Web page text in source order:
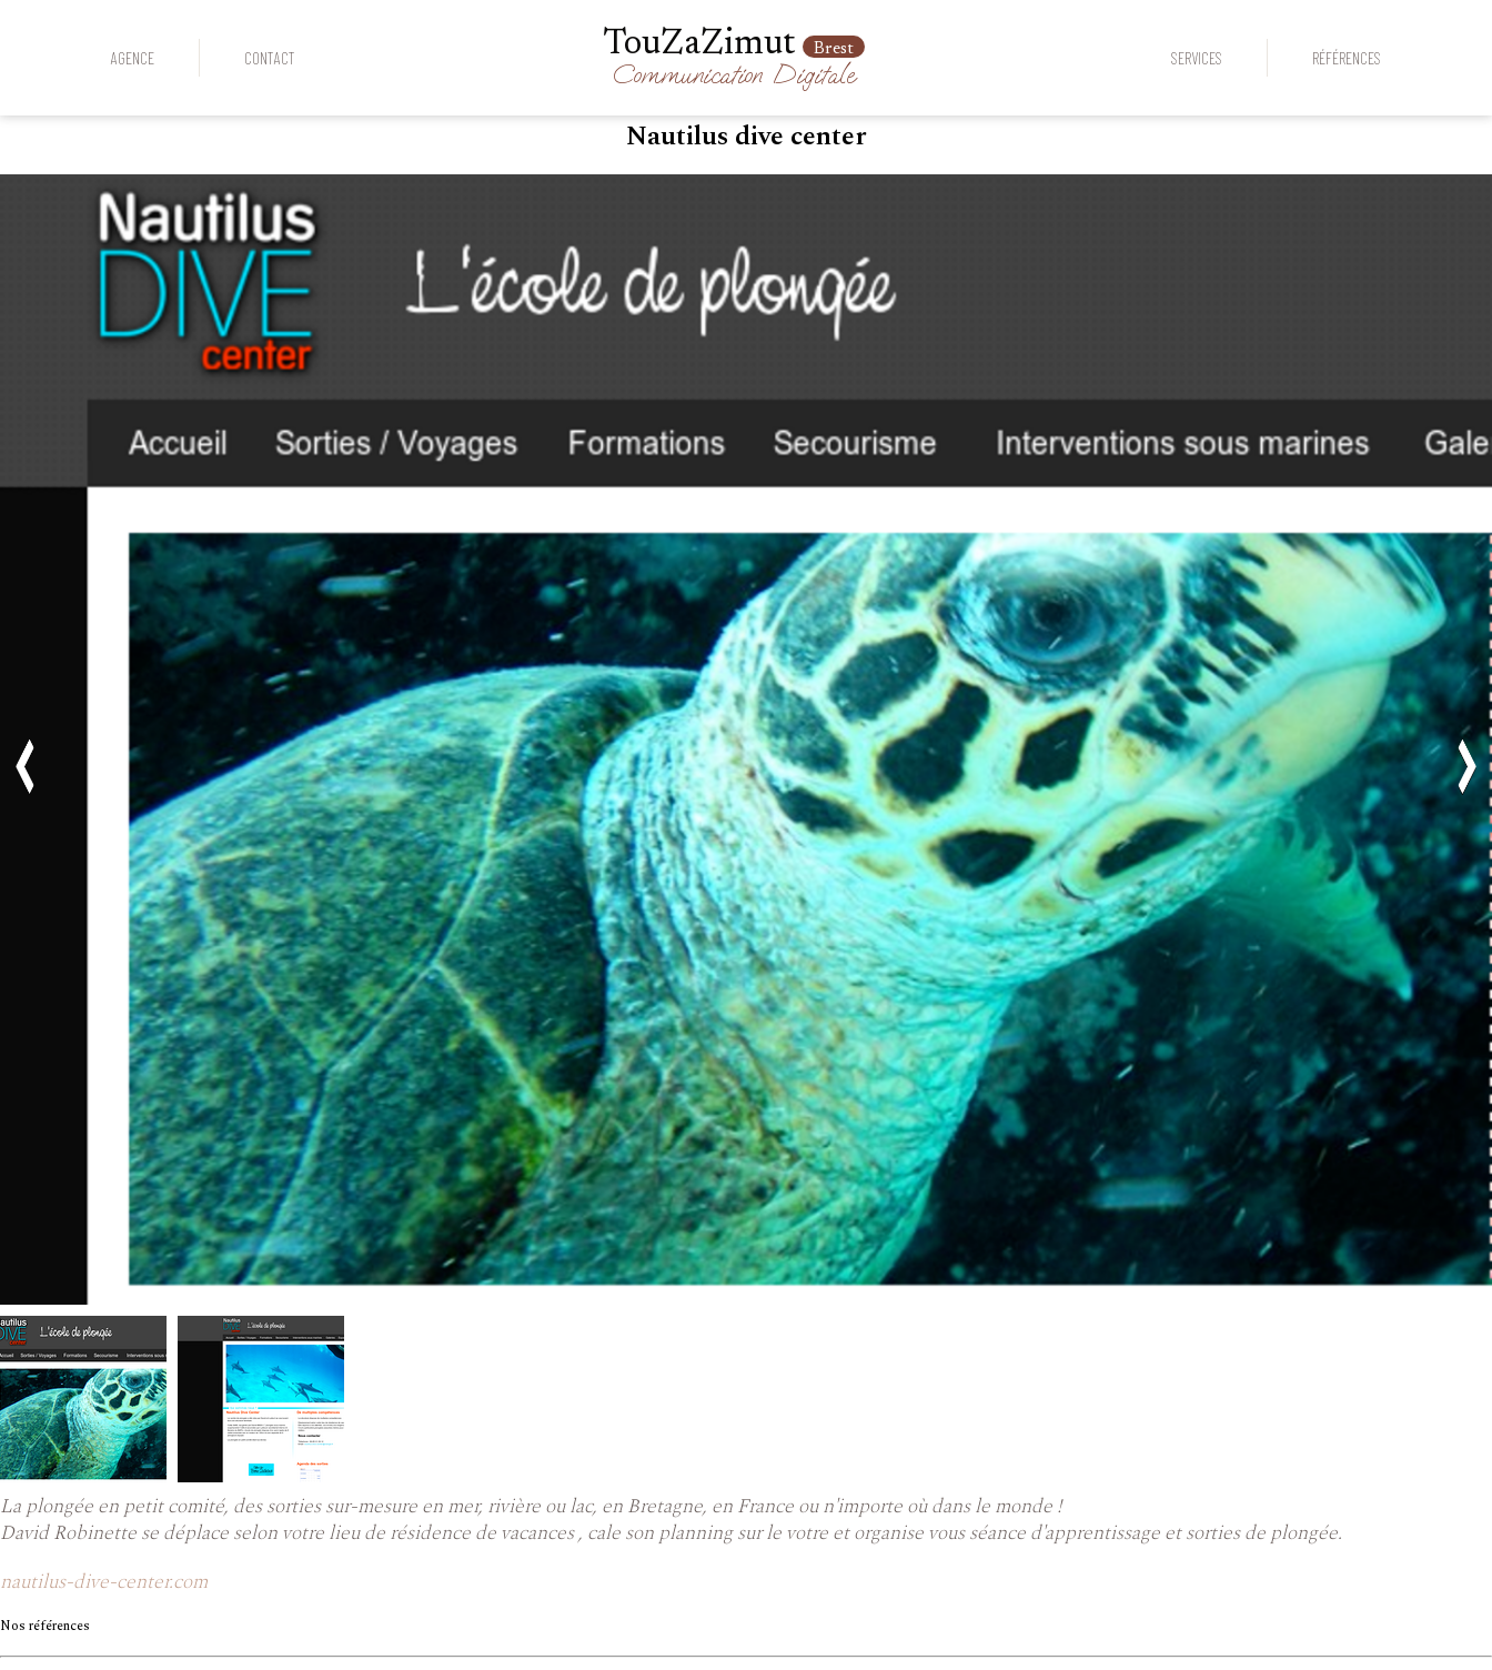
AGENCE CONTACT TouZaZimut Brest
Communication Digitale
SERVICES RÉFÉRENCES
Nautilus dive center
La plongée en petit comité, des sorties sur-mesure en mer, rivière ou lac, en Bretagne, en France ou n'importe où dans le monde !
David Robinette se déplace selon votre lieu de résidence de vacances , cale son planning sur le votre et organise vous séance d'apprentissage et sorties de plongée.
nautilus-dive-center.com
Nos références